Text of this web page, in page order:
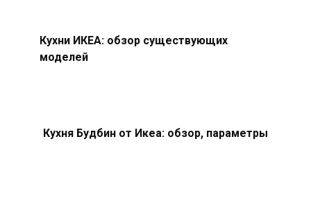
Кухни ИКЕА: обзор существующих
моделей
Кухня Будбин от Икеа: обзор, параметры